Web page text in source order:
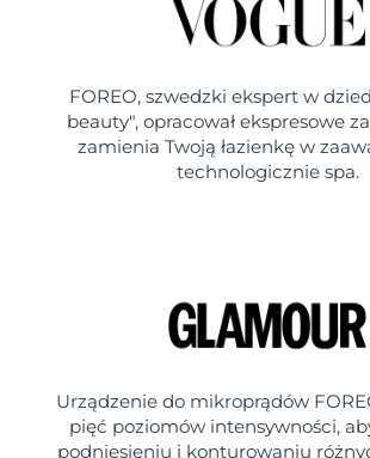
FOREO, szwedzki ekspert w
beauty", opracował ekspresowe
zamienia Twoją łazienkę w
technologicznie spa.
Urządzenie do mikroprądów
pięć poziomów intensywności,
podniesieniu i konturowaniu